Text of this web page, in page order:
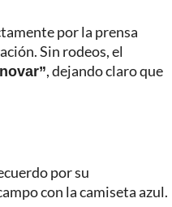
por la prensa
Sin rodeos, el
, dejando claro que
por su
con la camiseta azul.